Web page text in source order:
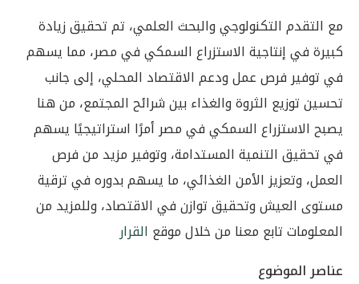
مع التقدم التكنولوجي والبحث العلمي، تم تحقيق زيادة
كبيرة في إنتاجية الاستزراع السمكي في مصر، مما يسهم
في توفير فرص عمل ودعم الاقتصاد المحلي، إلى جانب
تحسين توزيع الثروة والغذاء بين شرائح المجتمع، من هنا
يصبح الاستزراع السمكي في مصر أمرًا استراتيجيًا يسهم
في تحقيق التنمية المستدامة، وتوفير مزيد من فرص
العمل، وتعزيز الأمن الغذائي، ما يسهم بدوره في ترقية
مستوى العيش وتحقيق توازن في الاقتصاد، وللمزيد من
المعلومات تابع معنا من خلال موقع القرار
عناصر الموضوع